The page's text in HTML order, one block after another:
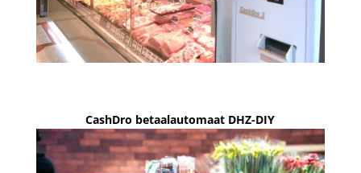
CashDro betaalautomaat DHZ-DIY